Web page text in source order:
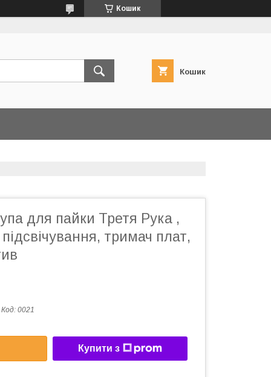
Кошик
Кошик
для пайки Третя Рука ,
тримач плат,
Код: 0021
Купити з